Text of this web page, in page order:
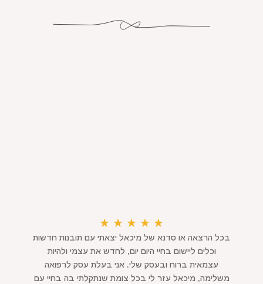
★
★
★
★
★
בכל הרצאה או סדנא של מיכאל יצאתי עם תובנות חדשות
וכלים ליישום בחיי היום יום, לחדש את עצמי ולהיות
עצמאית ברוח ובעסק שלי. אני בעלת עסק לרפואה
משלימה, מיכאל עזר לי בכל צומת שנתקלתי בה בחיי עם